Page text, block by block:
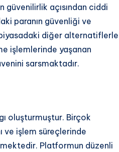
açısından ciddi
paranın güvenliği ve
piyasadaki diğer alternatiflerle
işlemlerinde yaşanan
sarsmaktadır.
oluşturmuştur. Birçok
ve işlem süreçlerinde
Platformun düzenli